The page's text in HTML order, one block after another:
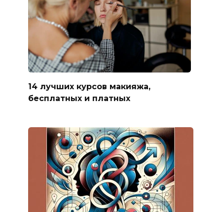
14 лучших курсов макияжа,
бесплатных и платных